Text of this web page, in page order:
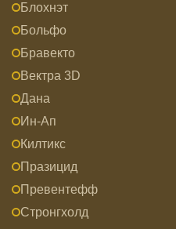
Блохнэт
Больфо
Бравекто
Вектра 3D
Дана
Ин-Ап
Килтикс
Празицид
Превентефф
Стронгхолд